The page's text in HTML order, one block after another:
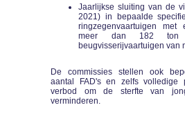
Jaarlijkse sluiting van de
2021) in bepaalde
ringzegenvaartuigen met
meer dan 182
beugvisserijvaartuigen van
De commissies stellen ook
aantal FAD's en zelfs volledige
verbod om de sterfte van
verminderen.